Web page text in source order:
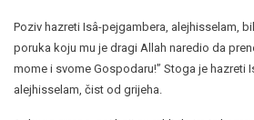
Poziv hazreti Isâ-pejgambera, alejhisselam,
poruka koju mu je dragi Allah naredio da
mome i svome Gospodaru!” Stoga je hazreti
alejhisselam, čist od grijeha.